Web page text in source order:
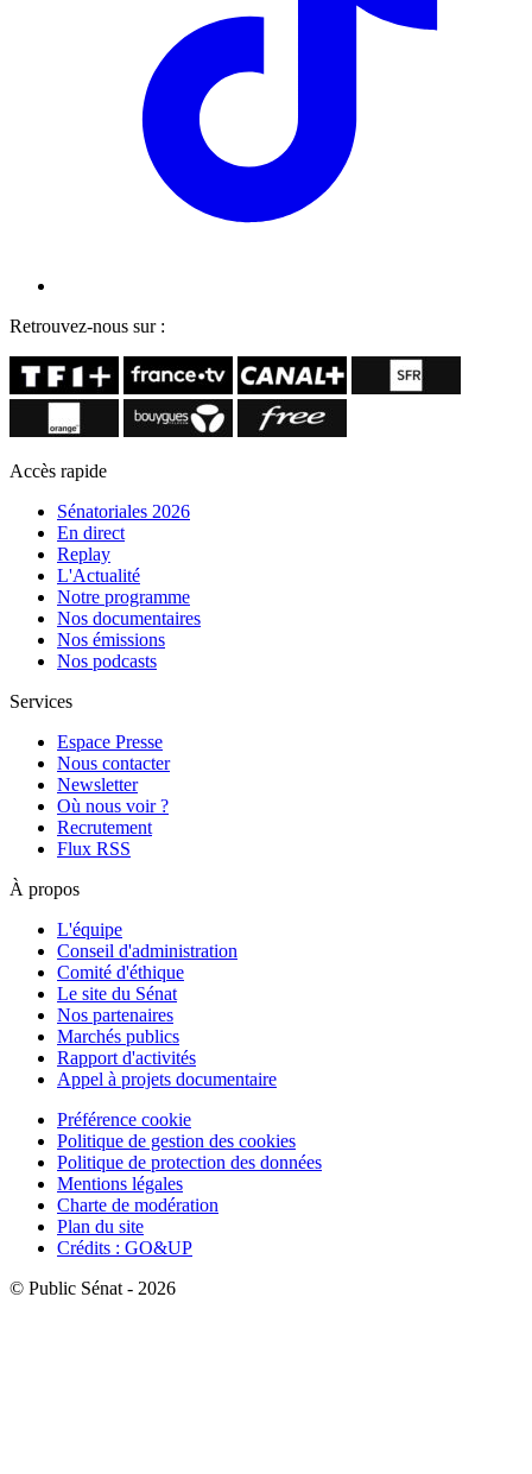
Retrouvez-nous sur :
Accès rapide
Sénatoriales 2026
En direct
Replay
L'Actualité
Notre programme
Nos documentaires
Nos émissions
Nos podcasts
Services
Espace Presse
Nous contacter
Newsletter
Où nous voir ?
Recrutement
Flux RSS
À propos
L'équipe
Conseil d'administration
Comité d'éthique
Le site du Sénat
Nos partenaires
Marchés publics
Rapport d'activités
Appel à projets documentaire
Préférence cookie
Politique de gestion des cookies
Politique de protection des données
Mentions légales
Charte de modération
Plan du site
Crédits : GO&UP
© Public Sénat - 2026